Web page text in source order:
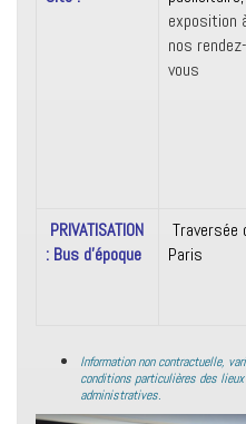
exposition
nos rendez-
vous
PRIVATISATION
: Bus d’époque
Traversée
Paris
Information non contractuelle,
conditions particulières des
administratives.